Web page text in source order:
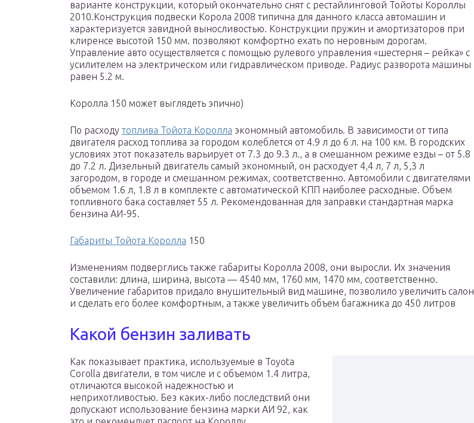
варианте конструкции, который окончательно снят с рестайлинговой Тойоты Короллы
2010.Конструкция подвески Корола 2008 типична для данного класса автомашин и
характеризуется завидной выносливостью. Конструкции пружин и амортизаторов при
клиренсе высотой 150 мм. позволяют комфортно ехать по неровным дорогам.
Управление авто осуществляется с помощью рулевого управления «шестерня – рейка» с
усилителем на электрическом или гидравлическом приводе. Радиус разворота машины
равен 5.2 м.
Королла 150 может выглядеть эпично)
По расходу топлива Тойота Королла экономный автомобиль. В зависимости от типа
двигателя расход топлива за городом колеблется от 4.9 л до 6 л. на 100 км. В городских
условиях этот показатель варьирует от 7.3 до 9.3 л., а в смешанном режиме езды – от 5.8
до 7.2 л. Дизельный двигатель самый экономный, он расходует 4,4 л, 7 л, 5,3 л
загородом, в городе и смешанном режимах, соответственно. Автомобили с двигателями
объемом 1.6 л, 1.8 л в комплекте с автоматической КПП наиболее расходные. Объем
топливного бака составляет 55 л. Рекомендованная для заправки стандартная марка
бензина АИ-95.
Габариты Тойота Королла 150
Изменениям подверглись также габариты Королла 2008, они выросли. Их значения
составили: длина, ширина, высота — 4540 мм, 1760 мм, 1470 мм, соответственно.
Увеличение габаритов придало внушительный вид машине, позволило увеличить салон
и сделать его более комфортным, а также увеличить объем багажника до 450 литров
Какой бензин заливать
Как показывает практика, используемые в Toyota
Corolla двигатели, в том числе и с объемом 1.4 литра,
отличаются высокой надежностью и
неприхотливостью. Без каких-либо последствий они
допускают использование бензина марки АИ 92, как